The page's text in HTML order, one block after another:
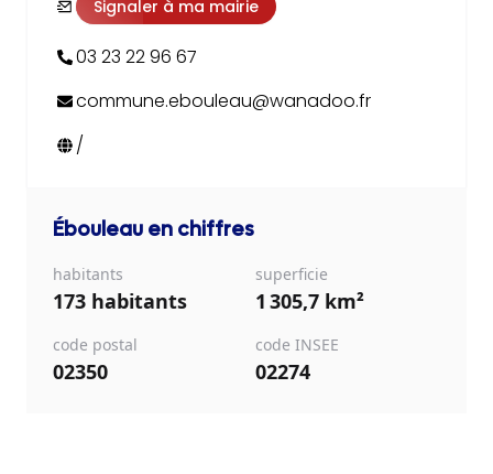
Signaler à ma mairie
03 23 22 96 67
commune.ebouleau@wanadoo.fr
/
Ébouleau en chiffres
habitants
173 habitants
superficie
1 305,7 km²
code postal
02350
code INSEE
02274